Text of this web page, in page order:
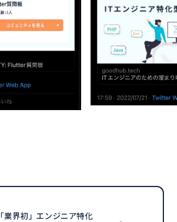
「業界初」エンジニア特化